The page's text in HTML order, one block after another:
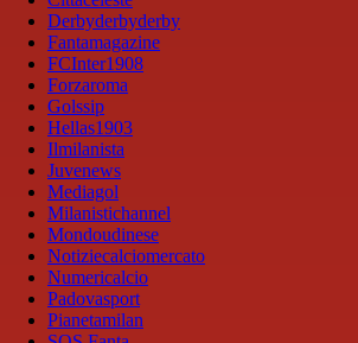
Derbyderbyderby
Fantamagazine
FCInter1908
Forzaroma
Golssip
Hellas1903
Ilmilanista
Juvenews
Mediagol
Milanistichannel
Mondoudinese
Notiziecalciomercato
Numericalcio
Padovasport
Pianetamilan